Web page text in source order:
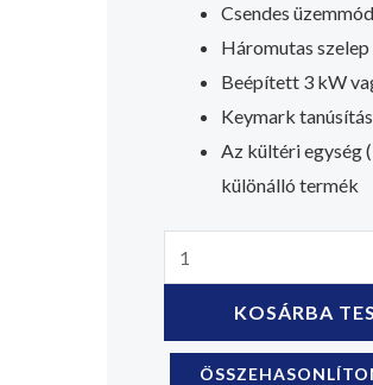
Csendes üzemmód
Háromutas
Beépített 3 kW
Keymark tanúsítás
Az kültéri egység
különálló termék
KOSÁRBA